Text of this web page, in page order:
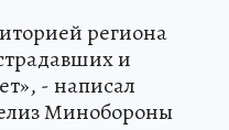
региона
и
- написал
Минобороны